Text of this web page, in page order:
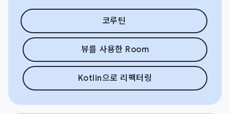
코루틴
뷰를 사용한 Room
Kotlin으로 리팩터링